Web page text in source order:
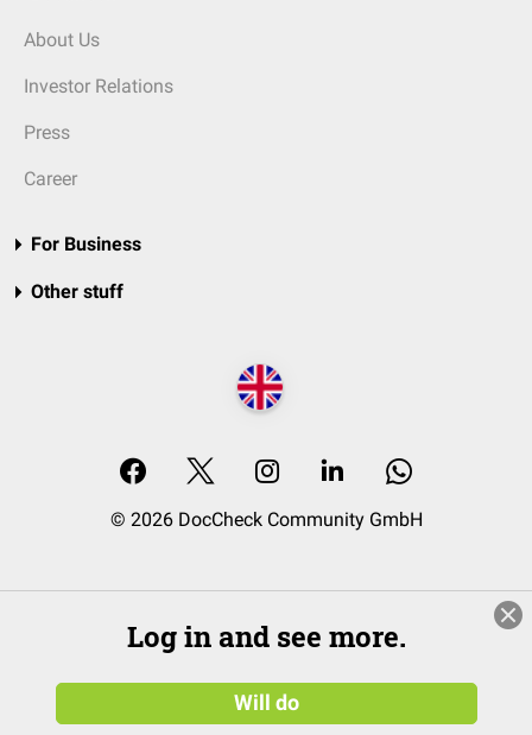
About Us
Investor Relations
Press
Career
For Business
Other stuff
© 2026 DocCheck Community GmbH
Log in and see more.
Will do